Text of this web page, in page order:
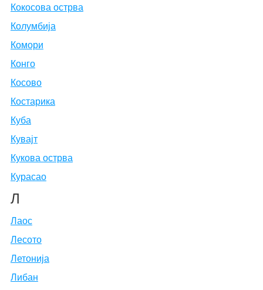
Кокосова острва
Колумбија
Комори
Конго
Косово
Костарика
Куба
Кувајт
Кукова острва
Курасао
Л
Лаос
Лесото
Летонија
Либан